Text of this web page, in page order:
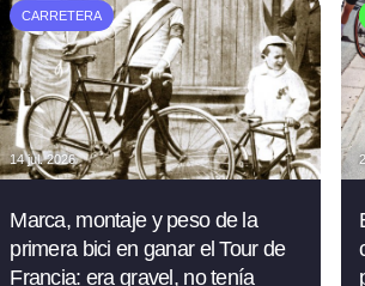
CARRETERA
14 jul. 2026
Marca, montaje y peso de la
primera bici en ganar el Tour de
Francia: era gravel, no tenía